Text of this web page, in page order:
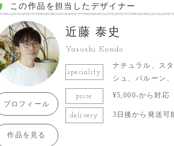
この作品を担当したデザイナー
プロフィール
作品を見る
近藤 泰史
Yasushi Kondo
speciality
ナチュラル、ス
シュ、バルーン
price ¥5,000-から対応
delivery 3日後から発送可